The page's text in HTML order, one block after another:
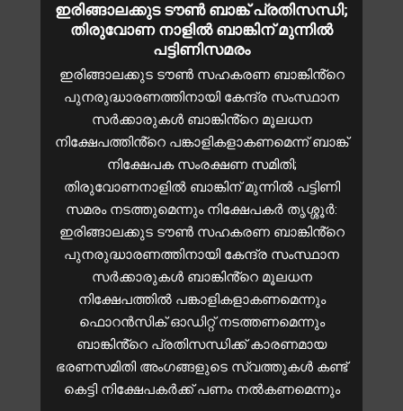
ഇരിങ്ങാലക്കുട ടൗൺ ബാങ്ക് പ്രതിസന്ധി;
തിരുവോണ നാളിൽ ബാങ്കിന് മുന്നിൽ
പട്ടിണിസമരം
ഇരിങ്ങാലക്കുട ടൗൺ സഹകരണ ബാങ്കിൻ്റെ
പുനരുദ്ധാരണത്തിനായി കേന്ദ്ര സംസ്ഥാന
സർക്കാരുകൾ ബാങ്കിൻ്റെ മൂലധന
നിക്ഷേപത്തിൻ്റെ പങ്കാളികളാകണമെന്ന് ബാങ്ക്
നിക്ഷേപക സംരക്ഷണ സമിതി;
തിരുവോണനാളിൽ ബാങ്കിന് മുന്നിൽ പട്ടിണി
സമരം നടത്തുമെന്നും നിക്ഷേപകർ തൃശ്ശൂർ:
ഇരിങ്ങാലക്കുട ടൗൺ സഹകരണ ബാങ്കിൻ്റെ
പുനരുദ്ധാരണത്തിനായി കേന്ദ്ര സംസ്ഥാന
സർക്കാരുകൾ ബാങ്കിൻ്റെ മൂലധന
നിക്ഷേപത്തിൽ പങ്കാളികളാകണമെന്നും
ഫൊറൻസിക് ഓഡിറ്റ് നടത്തണമെന്നും
ബാങ്കിൻ്റെ പ്രതിസന്ധിക്ക് കാരണമായ
ഭരണസമിതി അംഗങ്ങളുടെ സ്വത്തുകൾ കണ്ട്
കെട്ടി നിക്ഷേപകർക്ക് പണം നൽകണമെന്നും